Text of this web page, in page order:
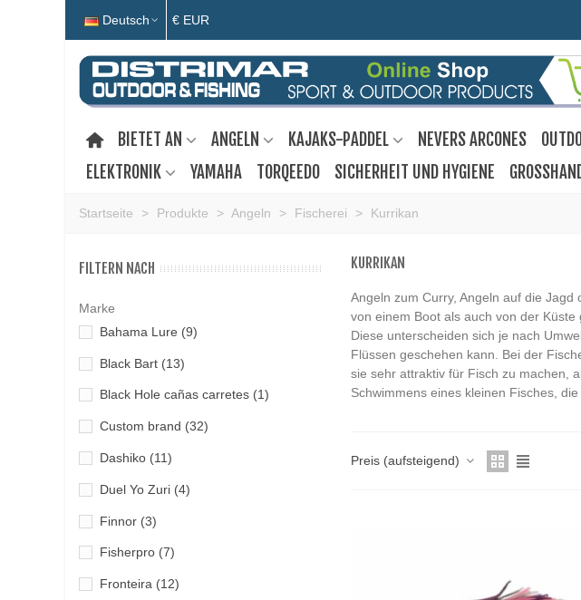
Deutsch € EUR
BIETET AN ANGELN KAJAKS-PADDEL NEVERS ARCONES
ELEKTRONIK
YAMAHA TORQEEDO SICHERHEIT UND HYGIENE
Startseite > Produkte > Angeln > Fischerei > Kurrikan
FILTERN NACH
Marke
Bahama Lure (9)
Black Bart (13)
Black Hole cañas carretes (1)
Custom brand (32)
Dashiko (11)
Duel Yo Zuri (4)
Finnor (3)
Fisherpro (7)
Fronteira (12)
KURRIKAN
Angeln zum Curry, Angeln auf die
von einem Boot als auch von der
Diese unterscheiden sich je nach
Flüssen geschehen kann. Bei der
sie sehr attraktiv für Fisch zu machen,
Schwimmens eines kleinen Fisches,
Preis (aufsteigend)